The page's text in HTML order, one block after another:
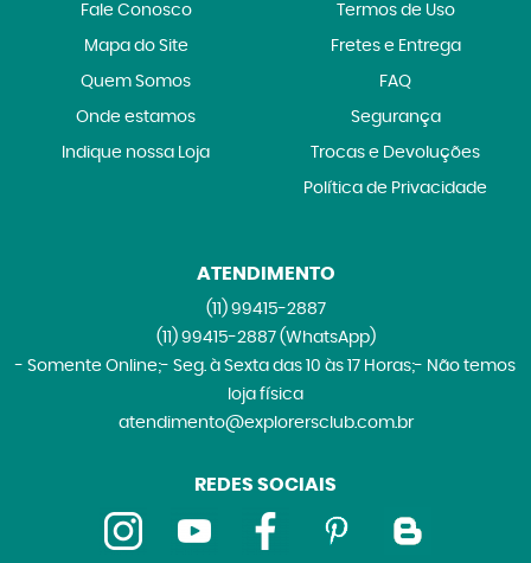
Fale Conosco
Mapa do Site
Quem Somos
Onde estamos
Indique nossa Loja
Termos de Uso
Fretes e Entrega
FAQ
Segurança
Trocas e Devoluções
Política de Privacidade
ATENDIMENTO
(11)99415-2887
(11)99415-2887 (WhatsApp)
- Somente Online;- Seg. à Sexta das 10 às 17 Horas;- Não temos
loja física
atendimento@explorersclub.com.br
REDES SOCIAIS